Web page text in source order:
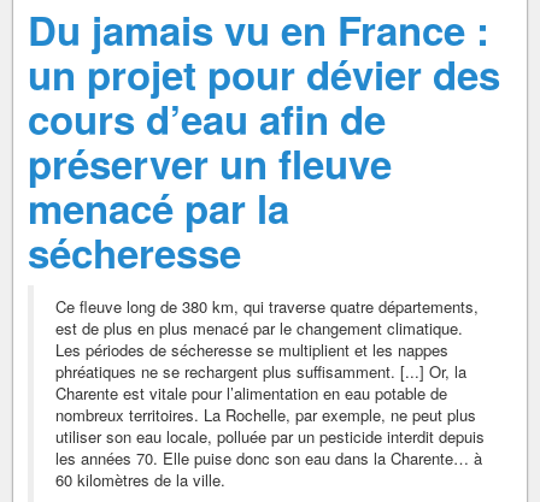
Du jamais vu en France :
un projet pour dévier des
cours d’eau afin de
préserver un fleuve
menacé par la
sécheresse
Ce fleuve long de 380 km, qui traverse quatre départements,
est de plus en plus menacé par le changement climatique.
Les périodes de sécheresse se multiplient et les nappes
phréatiques ne se rechargent plus suffisamment. [...] Or, la
Charente est vitale pour l’alimentation en eau potable de
nombreux territoires. La Rochelle, par exemple, ne peut plus
utiliser son eau locale, polluée par un pesticide interdit depuis
les années 70. Elle puise donc son eau dans la Charente… à
60 kilomètres de la ville.